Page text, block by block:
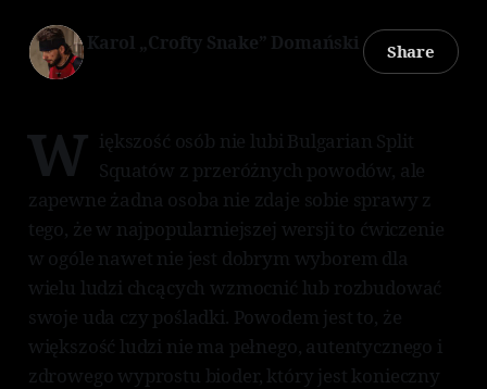
Karol „Crofty Snake” Domański Share
W iększość osób nie lubi Bulgarian Split
Squatów z przeróżnych powodów, ale
zapewne żadna osoba nie zdaje sobie sprawy z
tego, że w najpopularniejszej wersji to ćwiczenie
w ogóle nawet nie jest dobrym wyborem dla
wielu ludzi chcących wzmocnić lub rozbudować
swoje uda czy pośladki. Powodem jest to, że
większość ludzi nie ma pełnego, autentycznego i
zdrowego wyprostu bioder, który jest konieczny